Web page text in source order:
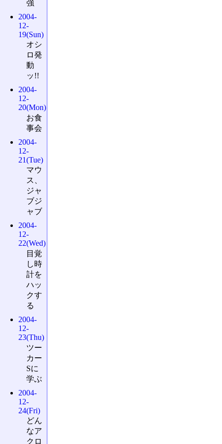
強
2004-
12-
19(Sun)
オシ
ロ発
動
ッ!!
2004-
12-
20(Mon)
お食
事会
2004-
12-
21(Tue)
マウ
ス、
ジャ
ブジ
ャブ
2004-
12-
22(Wed)
目覚
し時
計を
ハッ
クす
る
2004-
12-
23(Thu)
ツー
カー
Sに
学ぶ
2004-
12-
24(Fri)
どん
なア
クロ